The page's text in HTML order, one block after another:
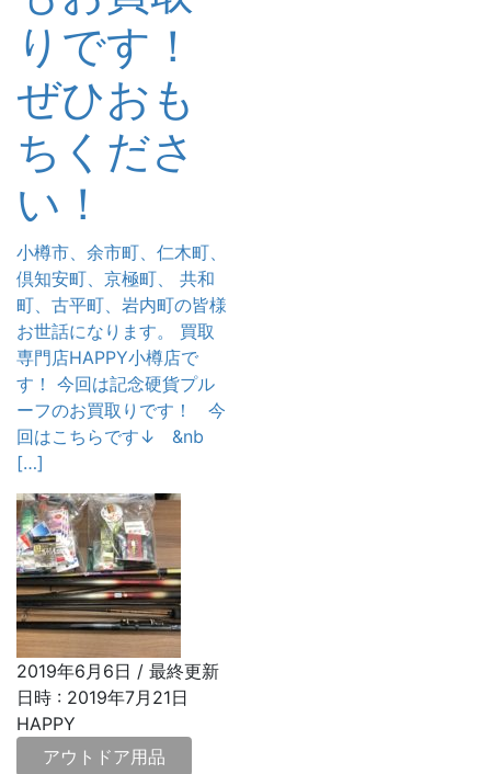
りです！
ぜひおも
ちくださ
い！
小樽市、余市町、仁木町、
倶知安町、京極町、 共和
町、古平町、岩内町の皆様
お世話になります。 買取
専門店HAPPY小樽店で
す！ 今回は記念硬貨プル
ーフのお買取りです！ 今
回はこちらです↓ &nb
[…]
2019年6月6日 / 最終更新
日時 : 2019年7月21日
HAPPY
アウトドア用品